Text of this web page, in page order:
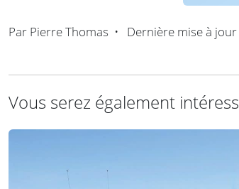
Par Pierre Thomas • Dernière mise à jour
Vous serez également